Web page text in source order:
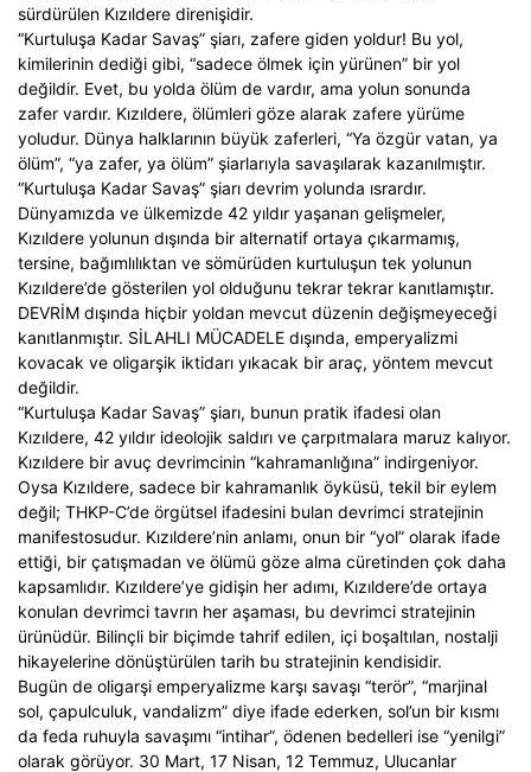
sürdürülen Kızıldere direnişidir.
“Kurtuluşa Kadar Savaş” şiarı, zafere giden yoldur! Bu yol,
kimilerinin dediği gibi, “sadece ölmek için yürünen” bir yol
değildir. Evet, bu yolda ölüm de vardır, ama yolun sonunda
zafer vardır. Kızıldere, ölümleri göze alarak zafere yürüme
yoludur. Dünya halklarının büyük zaferleri, “Ya özgür vatan, ya
ölüm”, “ya zafer, ya ölüm” şiarlarıyla savaşılarak kazanılmıştır.
“Kurtuluşa Kadar Savaş” şiarı devrim yolunda ısrardır.
Dünyamızda ve ülkemizde 42 yıldır yaşanan gelişmeler,
Kızıldere yolunun dışında bir alternatif ortaya çıkarmamış,
tersine, bağımlılıktan ve sömürüden kurtuluşun tek yolunun
Kızıldere’de gösterilen yol olduğunu tekrar tekrar kanıtlamıştır.
DEVRİM dışında hiçbir yoldan mevcut düzenin değişmeyeceği
kanıtlanmıştır. SİLAHLI MÜCADELE dışında, emperyalizmi
kovacak ve oligarşik iktidarı yıkacak bir araç, yöntem mevcut
değildir.
“Kurtuluşa Kadar Savaş” şiarı, bunun pratik ifadesi olan
Kızıldere, 42 yıldır ideolojik saldırı ve çarpıtmalara maruz kalıyor.
Kızıldere bir avuç devrimcinin “kahramanlığına” indirgeniyor.
Oysa Kızıldere, sadece bir kahramanlık öyküsü, tekil bir eylem
değil; THKP-C’de örgütsel ifadesini bulan devrimci stratejinin
manifestosudur. Kızıldere’nin anlamı, onun bir “yol” olarak ifade
ettiği, bir çatışmadan ve ölümü göze alma cüretinden çok daha
kapsamlıdır. Kızıldere’ye gidişin her adımı, Kızıldere’de ortaya
konulan devrimci tavrın her aşaması, bu devrimci stratejinin
ürünüdür. Bilinçli bir biçimde tahrif edilen, içi boşaltılan, nostalji
hikayelerine dönüştürülen tarih bu stratejinin kendisidir.
Bugün de oligarşi emperyalizme karşı savaşı “terör”, “marjinal
sol, çapulculuk, vandalizm” diye ifade ederken, sol’un bir kısmı
da feda ruhuyla savaşımı “intihar”, ödenen bedelleri ise “yenilgi”
olarak görüyor. 30 Mart, 17 Nisan, 12 Temmuz, Ulucanlar